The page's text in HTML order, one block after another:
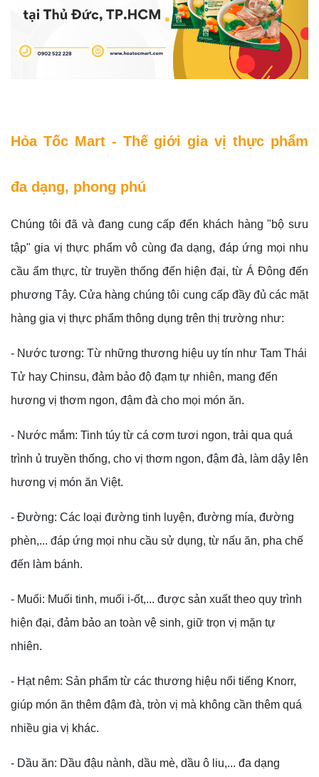
Hỏa Tốc Mart - Thế giới gia vị thực phẩm
đa dạng, phong phú
Chúng tôi đã và đang cung cấp đến khách hàng "bộ sưu
tập" gia vị thực phẩm vô cùng đa dạng, đáp ứng mọi nhu
cầu ẩm thực, từ truyền thống đến hiện đại, từ Á Đông đến
phương Tây. Cửa hàng chúng tôi cung cấp đầy đủ các mặt
hàng gia vị thực phẩm thông dụng trên thị trường như:
- Nước tương: Từ những thương hiệu uy tín như Tam Thái
Tử hay Chinsu, đảm bảo độ đạm tự nhiên, mang đến
hương vị thơm ngon, đậm đà cho mọi món ăn.
- Nước mắm: Tinh túy từ cá cơm tươi ngon, trải qua quá
trình ủ truyền thống, cho vị thơm ngon, đậm đà, làm dậy lên
hương vị món ăn Việt.
- Đường: Các loại đường tinh luyện, đường mía, đường
phèn,... đáp ứng mọi nhu cầu sử dụng, từ nấu ăn, pha chế
đến làm bánh.
- Muối: Muối tinh, muối i-ốt,... được sản xuất theo quy trình
hiện đại, đảm bảo an toàn vệ sinh, giữ trọn vị mặn tự
nhiên.
- Hạt nêm: Sản phẩm từ các thương hiệu nổi tiếng Knorr,
giúp món ăn thêm đậm đà, tròn vị mà không cần thêm quá
nhiều gia vị khác.
- Dầu ăn: Dầu đậu nành, dầu mè, dầu ô liu,... đa dạng